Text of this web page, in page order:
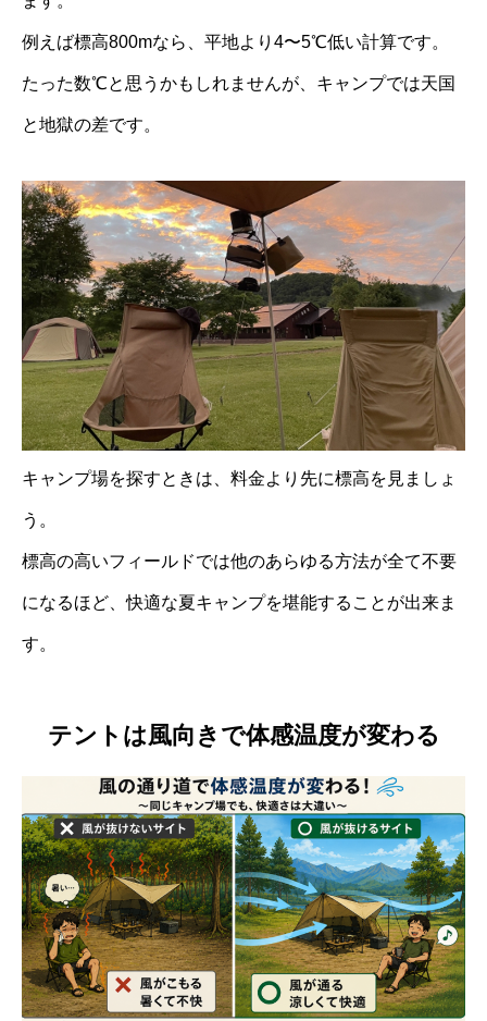
例えば標高800mなら、平地より4〜5℃低い計算です。
たった数℃と思うかもしれませんが、キャンプでは天国
と地獄の差です。
キャンプ場を探すときは、料金より先に標高を見ましょ
う。
標高の高いフィールドでは他のあらゆる方法が全て不要
になるほど、快適な夏キャンプを堪能することが出来ま
す。
テントは風向きで体感温度が変わる